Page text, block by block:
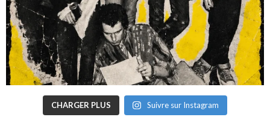
CHARGER PLUS Suivre sur Instagram